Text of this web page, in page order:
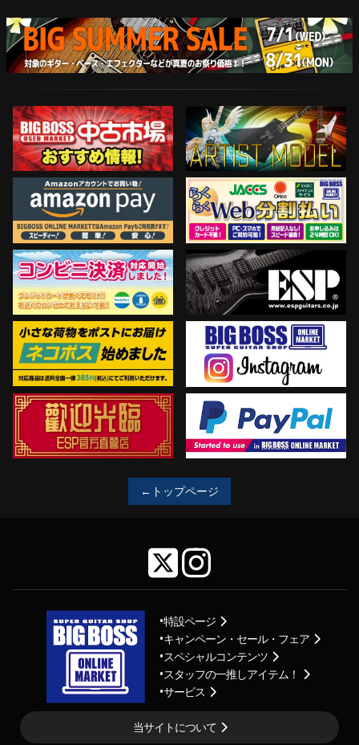
←トップページ
特設ページ
キャンペーン・セール・フェア
スペシャルコンテンツ
スタッフの一推しアイテム！
サービス
当サイトについて